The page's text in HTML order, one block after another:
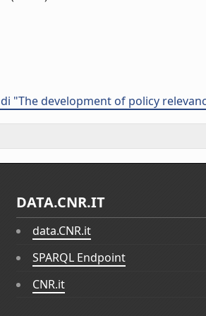
"The development of policy
DATA.CNR.IT
data.CNR.it
SPARQL Endpoint
CNR.it